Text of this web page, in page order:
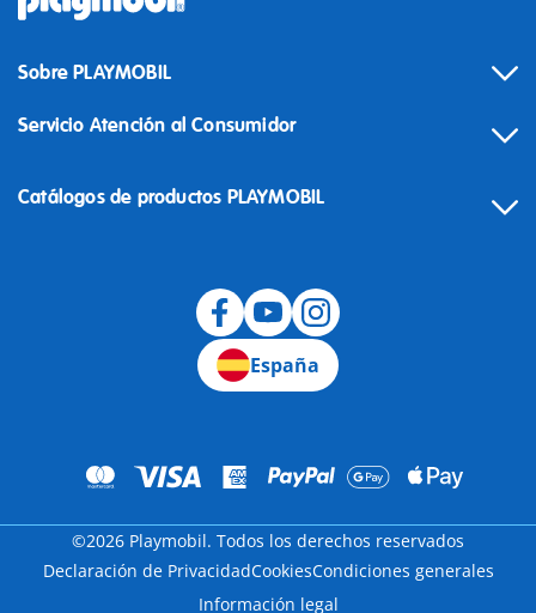
Sobre PLAYMOBIL
Servicio Atención al Consumidor
Catálogos de productos PLAYMOBIL
España
©2026 Playmobil. Todos los derechos reservados
Declaración de PrivacidadCookiesCondiciones generales
Información legal